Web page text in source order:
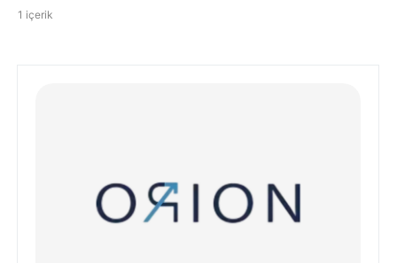
1 içerik